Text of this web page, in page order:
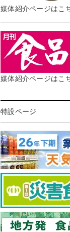
媒体紹介ページはこ
媒体紹介ページはこ
特設ページ